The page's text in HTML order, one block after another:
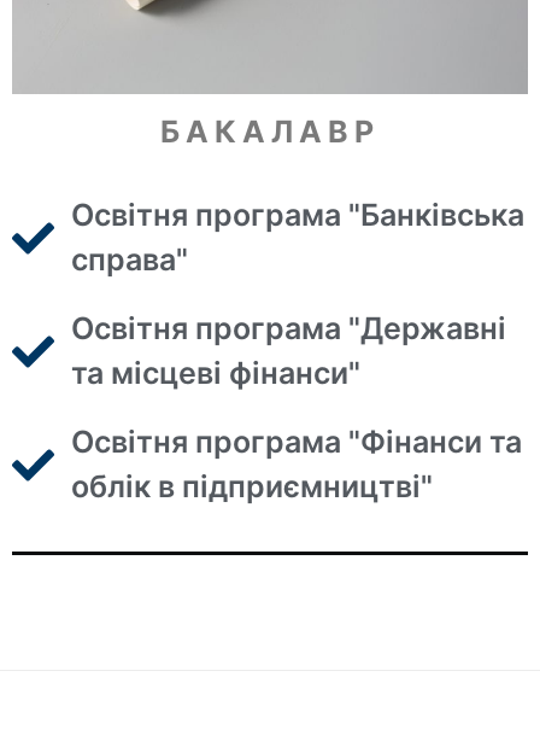
БАКАЛАВР
Освітня програма "Банківська
справа"
Освітня програма "Державні
та місцеві фінанси"
Освітня програма "Фінанси та
облік в підприємництві"